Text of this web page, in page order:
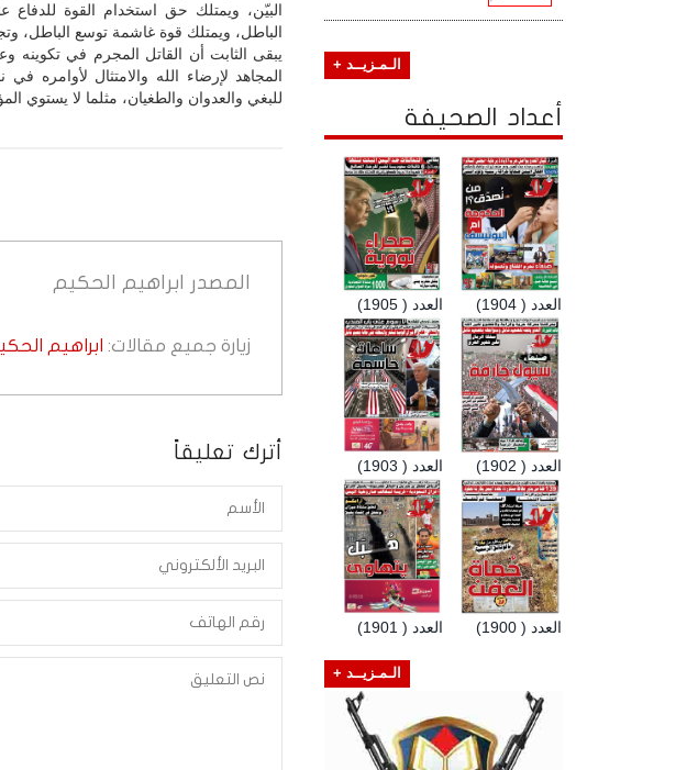
البيّن، ويمتلك حق استخدام القوة
الباطل، ويمتلك قوة غاشمة توسع الباطل،
يبقى الثابت أن القاتل المجرم في تكوينه
المجاهد لإرضاء الله والامتثال لأوامره
للبغي والعدوان والطغيان، مثلما لا يستوي
المصدر ابراهيم الحكيم
زيارة جميع مقالات: ابراهيم
أترك تعليقاً
الـمـزيــد +
أعداد الصحيفة
العدد ( 1905) العدد ( 1904)
العدد ( 1903) العدد ( 1902)
العدد ( 1901) العدد ( 1900)
الـمـزيــد +